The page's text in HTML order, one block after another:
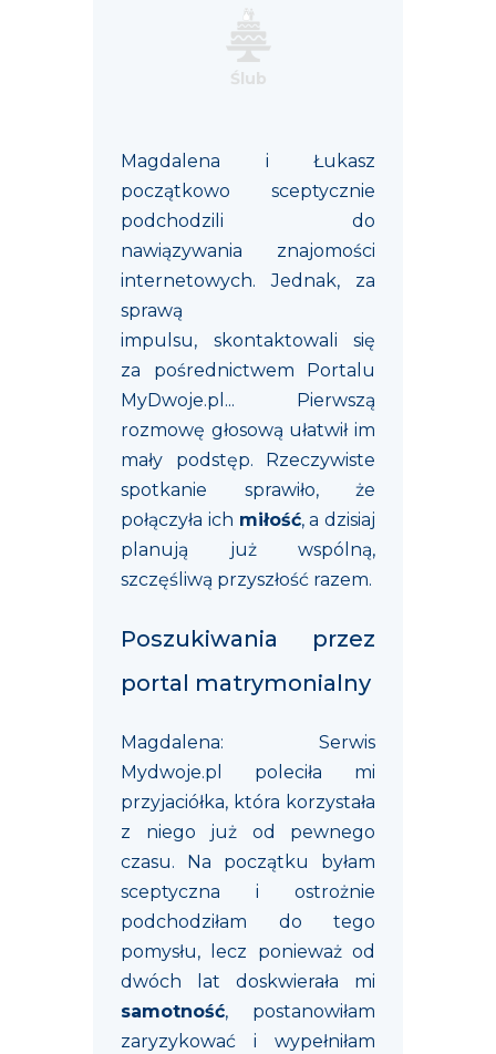
Ślub
Magdalena i Łukasz
początkowo sceptycznie
podchodzili do
nawiązywania znajomości
internetowych. Jednak, za
sprawą
impulsu, skontaktowali się
za pośrednictwem Portalu
MyDwoje.pl... Pierwszą
rozmowę głosową ułatwił im
mały podstęp. Rzeczywiste
spotkanie sprawiło, że
połączyła ich miłość, a dzisiaj
planują już wspólną,
szczęśliwą przyszłość razem.
Poszukiwania przez
portal matrymonialny
Magdalena: Serwis
Mydwoje.pl poleciła mi
przyjaciółka, która korzystała
z niego już od pewnego
czasu. Na początku byłam
sceptyczna i ostrożnie
podchodziłam do tego
pomysłu, lecz ponieważ od
dwóch lat doskwierała mi
samotność, postanowiłam
zaryzykować i wypełniłam